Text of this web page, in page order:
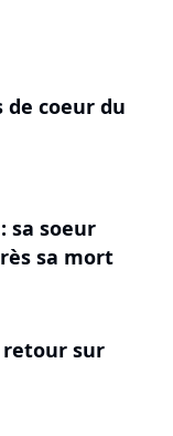
de coeur du
sa soeur
sa mort
retour sur